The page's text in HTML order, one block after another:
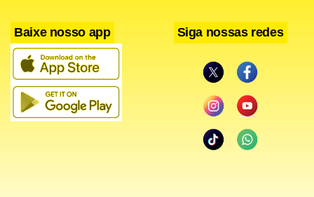
Baixe nosso app Siga nossas redes